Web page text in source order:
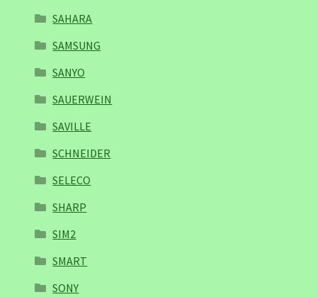
SAHARA
SAMSUNG
SANYO
SAUERWEIN
SAVILLE
SCHNEIDER
SELECO
SHARP
SIM2
SMART
SONY